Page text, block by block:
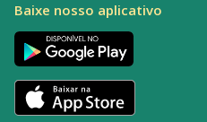
Baixe nosso aplicativo